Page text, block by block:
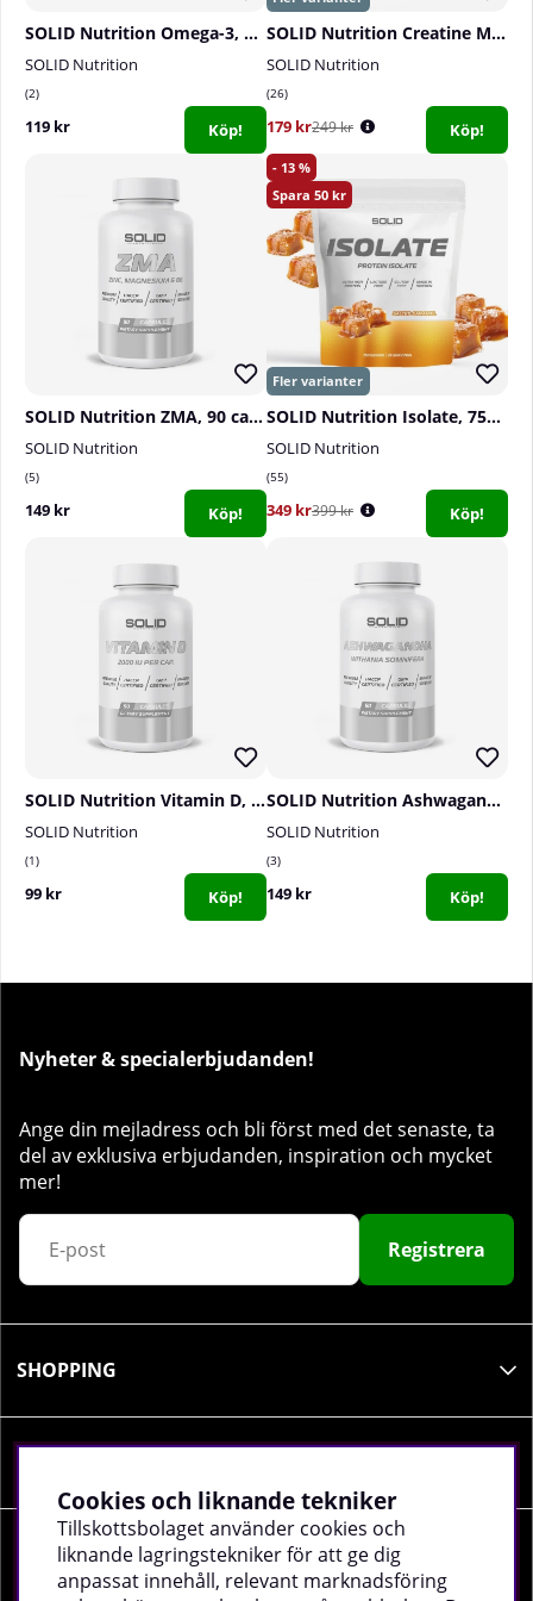
SOLID Nutrition Omega-3, 90 caps
SOLID Nutrition
2
119 kr Köp!
SOLID Nutrition Creatine Monohydrate, 400 g
SOLID Nutrition
26
179 kr249 kr Köp!
SOLID Nutrition ZMA, 90 caps
SOLID Nutrition
5
149 kr Köp!
13
50
SOLID Nutrition Isolate, 750 g
SOLID Nutrition
55
349 kr399 kr Köp!
SOLID Nutrition Vitamin D, 90 caps
SOLID Nutrition
1
99 kr Köp!
SOLID Nutrition Ashwagandha, 60 caps
SOLID Nutrition
3
149 kr Köp!
Nyheter & specialerbjudanden!
Ange din mejladress och bli först med det senaste, ta
del av exklusiva erbjudanden, inspiration och mycket
mer!
Registrera
SHOPPING
SOCIALA MEDIER
Cookies och liknande tekniker
Tillskottsbolaget använder cookies och
liknande lagringstekniker för att ge dig
anpassat innehåll, relevant marknadsföring